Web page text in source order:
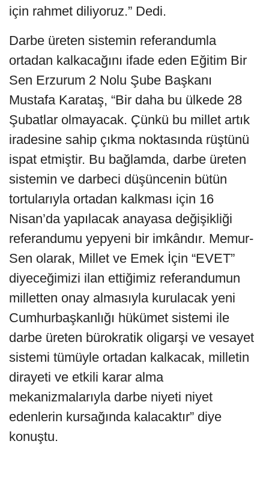
için rahmet diliyoruz.” Dedi.
Darbe üreten sistemin referandumla
ortadan kalkacağını ifade eden Eğitim Bir
Sen Erzurum 2 Nolu Şube Başkanı
Mustafa Karataş, “Bir daha bu ülkede 28
Şubatlar olmayacak. Çünkü bu millet artık
iradesine sahip çıkma noktasında rüştünü
ispat etmiştir. Bu bağlamda, darbe üreten
sistemin ve darbeci düşüncenin bütün
tortularıyla ortadan kalkması için 16
Nisan’da yapılacak anayasa değişikliği
referandumu yepyeni bir imkândır. Memur-
Sen olarak, Millet ve Emek İçin “EVET”
diyeceğimizi ilan ettiğimiz referandumun
milletten onay almasıyla kurulacak yeni
Cumhurbaşkanlığı hükümet sistemi ile
darbe üreten bürokratik oligarşi ve vesayet
sistemi tümüyle ortadan kalkacak, milletin
dirayeti ve etkili karar alma
mekanizmalarıyla darbe niyeti niyet
edenlerin kursağında kalacaktır” diye
konuştu.